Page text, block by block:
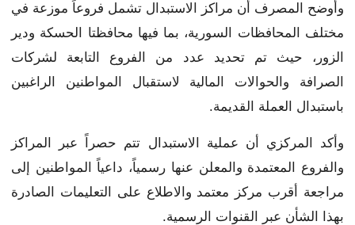
وأوضح المصرف أن مراكز الاستبدال تشمل فروعاً موزعة في
مختلف المحافظات السورية، بما فيها محافظتا الحسكة ودير
الزور، حيث تم تحديد عدد من الفروع التابعة لشركات
الصرافة والحوالات المالية لاستقبال المواطنين الراغبين
باستبدال العملة القديمة.
وأكد المركزي أن عملية الاستبدال تتم حصراً عبر المراكز
والفروع المعتمدة والمعلن عنها رسمياً، داعياً المواطنين إلى
مراجعة أقرب مركز معتمد والاطلاع على التعليمات الصادرة
بهذا الشأن عبر القنوات الرسمية.